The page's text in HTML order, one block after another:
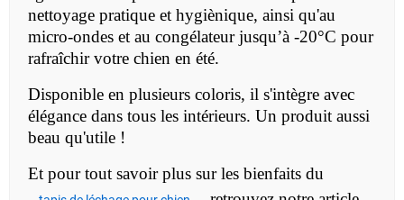
nettoyage pratique et hygiènique, ainsi qu'au
micro-ondes et au congélateurjusqu’à -20°C pour
rafraîchir votre chien en été.
Disponible en plusieurs coloris, il s'intègre avec
élégance dans tous les intérieurs. Un produit aussi
beau qu'utile !
Et pour tout savoir plus sur les bienfaits du